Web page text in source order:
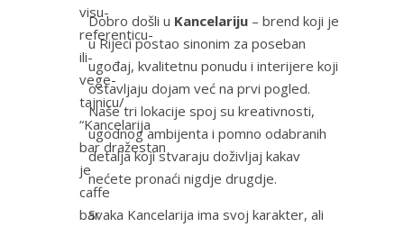
visu-
referenticu-
ili-
vege-
tajnicu/
“Kancelarija
bar dražestan
je
caffe
bar
Dobro došli u Kancelariju – brend koji je
u Rijeci postao sinonim za poseban
ugođaj, kvalitetnu ponudu i interijere koji
ostavljaju dojam već na prvi pogled.
Naše tri lokacije spoj su kreativnosti,
ugodnog ambijenta i pomno odabranih
detalja koji stvaraju doživljaj kakav
nećete pronaći nigdje drugdje.
Svaka Kancelarija ima svoj karakter, ali